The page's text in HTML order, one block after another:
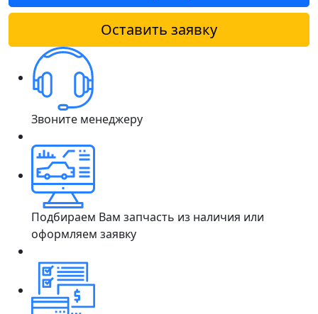
Оставить заявку
Звоните менеджеру
Подбираем Вам запчасть из наличия или
оформляем заявку